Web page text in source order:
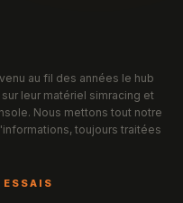
au fil des années le hub
leur matériel simracing et
Nous mettons tout notre
toujours traitées